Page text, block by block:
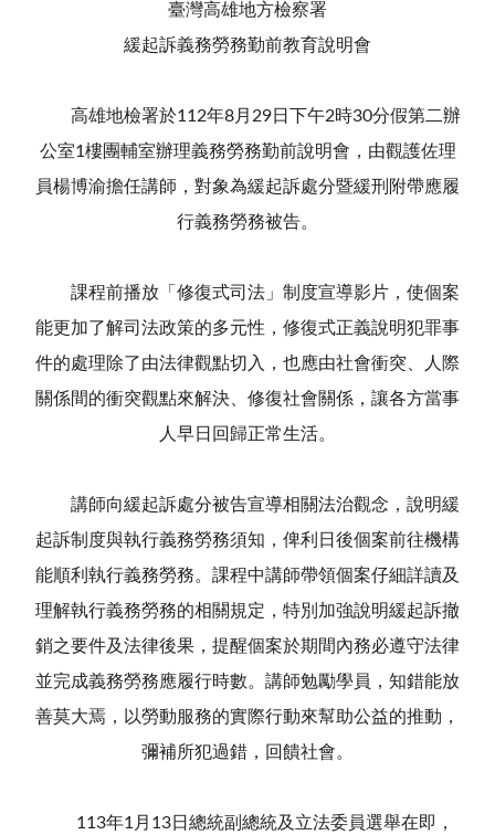
臺灣高雄地方檢察署
緩起訴義務勞務勤前教育說明會
高雄地檢署於112年8月29日下午2時30分假第二辦
公室1樓團輔室辦理義務勞務勤前說明會，由觀護佐理
員楊博渝擔任講師，對象為緩起訴處分暨緩刑附帶應履
行義務勞務被告。
課程前播放「修復式司法」制度宣導影片，使個案
能更加了解司法政策的多元性，修復式正義說明犯罪事
件的處理除了由法律觀點切入，也應由社會衝突、人際
關係間的衝突觀點來解決、修復社會關係，讓各方當事
人早日回歸正常生活。
講師向緩起訴處分被告宣導相關法治觀念，說明緩
起訴制度與執行義務勞務須知，俾利日後個案前往機構
能順利執行義務勞務。課程中講師帶領個案仔細詳讀及
理解執行義務勞務的相關規定，特別加強說明緩起訴撤
銷之要件及法律後果，提醒個案於期間內務必遵守法律
並完成義務勞務應履行時數。講師勉勵學員，知錯能放
善莫大焉，以勞動服務的實際行動來幫助公益的推動，
彌補所犯過錯，回饋社會。
113年1月13日總統副總統及立法委員選舉在即，